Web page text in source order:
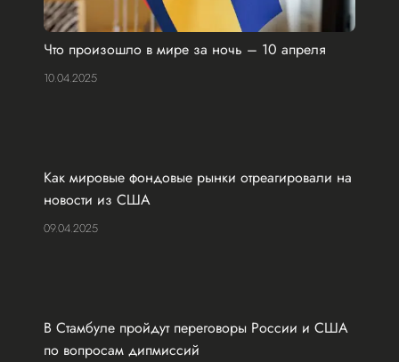
Что произошло в мире за ночь – 10 апреля
10.04.2025
Как мировые фондовые рынки отреагировали на
новости из США
09.04.2025
В Стамбуле пройдут переговоры России и США
по вопросам дипмиссий